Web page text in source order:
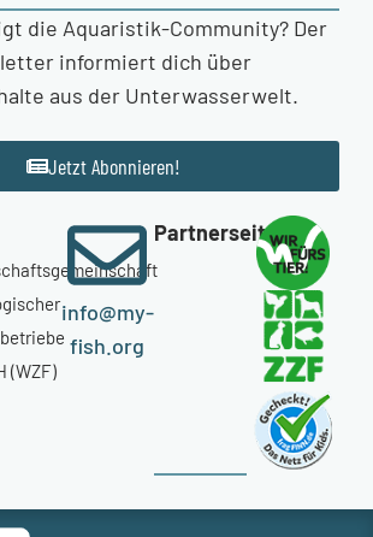
die Aquaristik-Community? Der
informiert dich über
aus der Unterwasserwelt.
Jetzt Abonnieren!
(WZF)
info@my-
fish.org
Partnerseiten